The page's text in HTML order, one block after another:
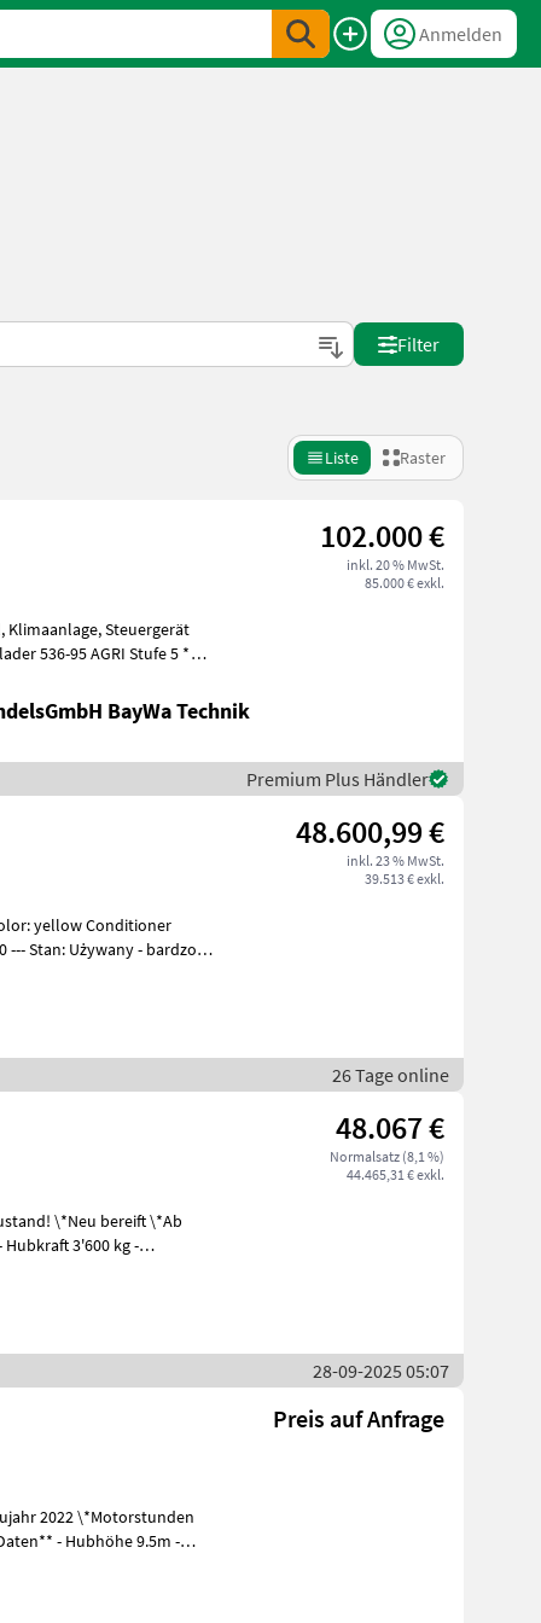
Anmelden
Filter
Liste Raster
102.000 €
inkl. 20 % MwSt.
85.000 € exkl.
Klimaanlage, Steuergerät
BayWa Technik
Premium Plus Händler
48.600,99 €
inkl. 23 % MwSt.
39.513 € exkl.
yellow Conditioner
26 Tage online
48.067 €
Normalsatz (8,1 %)
44.465,31 € exkl.
\*Ab
28-09-2025 05:07
Preis auf Anfrage